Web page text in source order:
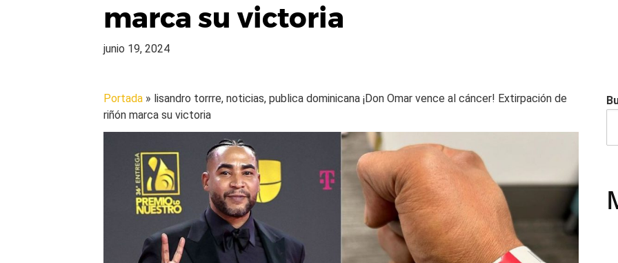
marca su victoria
junio 19, 2024
Portada » lisandro torrre, noticias, publica dominicana¡Don Omar vence al cáncer! Extirpación de
riñón marca su victoria